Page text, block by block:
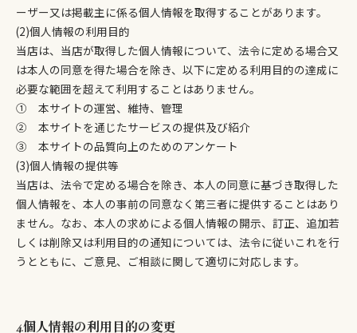
ーザー又は掲載主に係る個人情報を取得することがあります。
(2)個人情報の利用目的
当店は、当店が取得した個人情報について、法令に定める場合又
は本人の同意を得た場合を除き、以下に定める利用目的の達成に
必要な範囲を超えて利用することはありません。
① 本サイトの運営、維持、管理
② 本サイトを通じたサービスの提供及び紹介
③ 本サイトの品質向上のためのアンケート
(3)個人情報の提供等
当店は、法令で定める場合を除き、本人の同意に基づき取得した
個人情報を、本人の事前の同意なく第三者に提供することはあり
ません。なお、本人の求めによる個人情報の開示、訂正、追加若
しくは削除又は利用目的の通知については、法令に従いこれを行
うとともに、ご意見、ご相談に関して適切に対応します。
4.個人情報の利用目的の変更